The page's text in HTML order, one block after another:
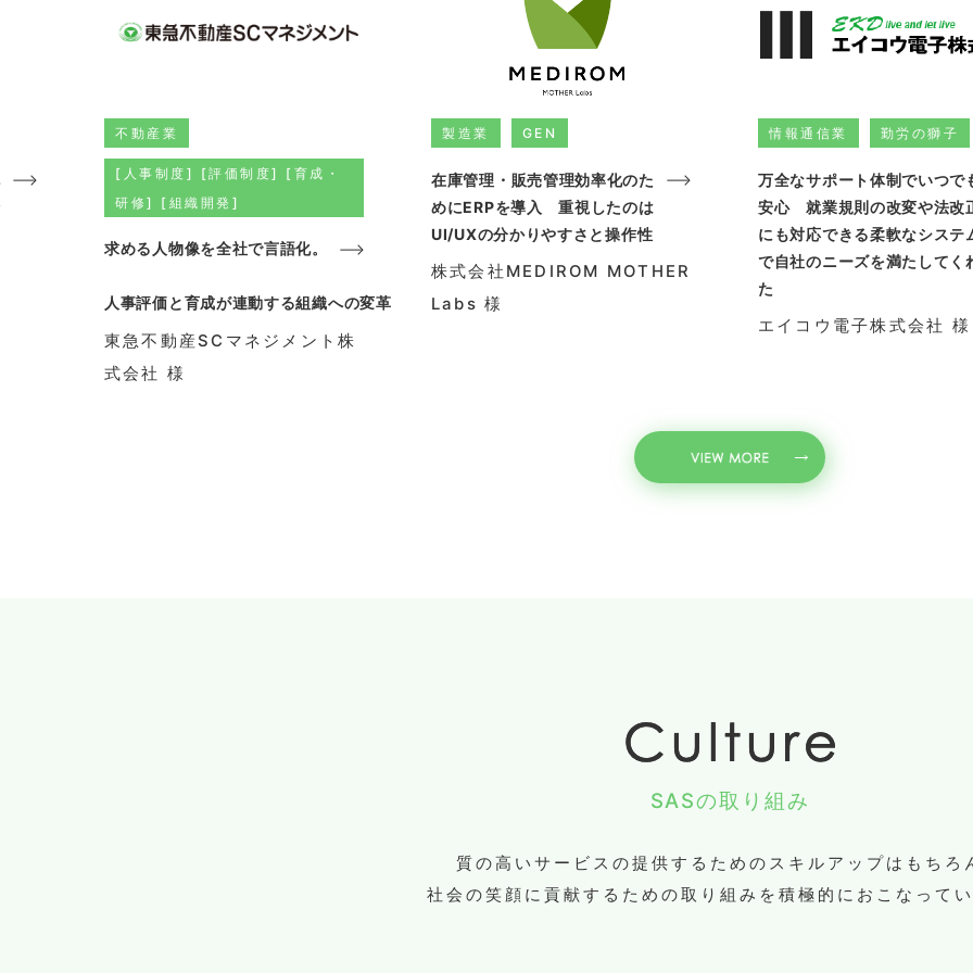
不動産業
[人事制度] [評価制度] [育成・
研修] [組織開発]
求める人物像を全社で言語化。
人事評価と育成が連動する組織への変革
東急不動産SCマネジメント株
式会社 様
製造業 GEN
在庫管理・販売管理効率化のた
めにERPを導入 重視したのは
UI/UXの分かりやすさと操作性
株式会社MEDIROM MOTHER
Labs 様
情報通信業 勤労の獅子
万全なサポート体制でいつで
安心 就業規則の改変や法改
にも対応できる柔軟なシステ
で自社のニーズを満たしてく
た
エイコウ電子株式会社 様
SASの取り組み
質の高いサービスの提供するためのスキルアップはもちろ
社会の笑顔に貢献するための取り組みを積極的におこなってい